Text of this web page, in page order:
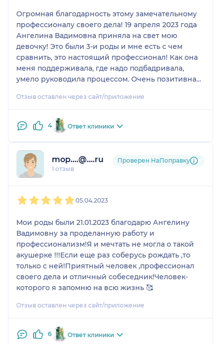
Рекомендую всем девушкам в положении
обратить свое внимание на этого чудесного
доктора .
Огромная благодарность этому замечательному
профессионалу своего дела! 19 апреля 2023 года
Ангелина Вадимовна приняла на свет мою
девочку! Это были 3-и роды и мне есть с чем
сравнить, это настоящий профессионал! Как она
меня поддерживала, где надо подбадривала,
умело руководила процессом. Очень позитивная
рекомендовать ее всем кто соберётся рожать в
Вам!!!
Отзыв оставлен через сайт/приложение
4 Ответ клиники
mop....@....ru
1 отзыв
Проверен НаПоправку
05.04.2023
Мои роды были 21.01.2023 благодарю Ангелину
Вадимовну за проделанную работу и
профессионализм!Я и мечтать не могла о такой
акушерке !!!Если еще раз соберусь рождать ,то
только с ней!Приятный человек ,профессионал
своего дела и отличный собеседник!Человек-
которого я запомню на всю жизнь 🥰
Отзыв оставлен через сайт/приложение
6 Ответ клиники